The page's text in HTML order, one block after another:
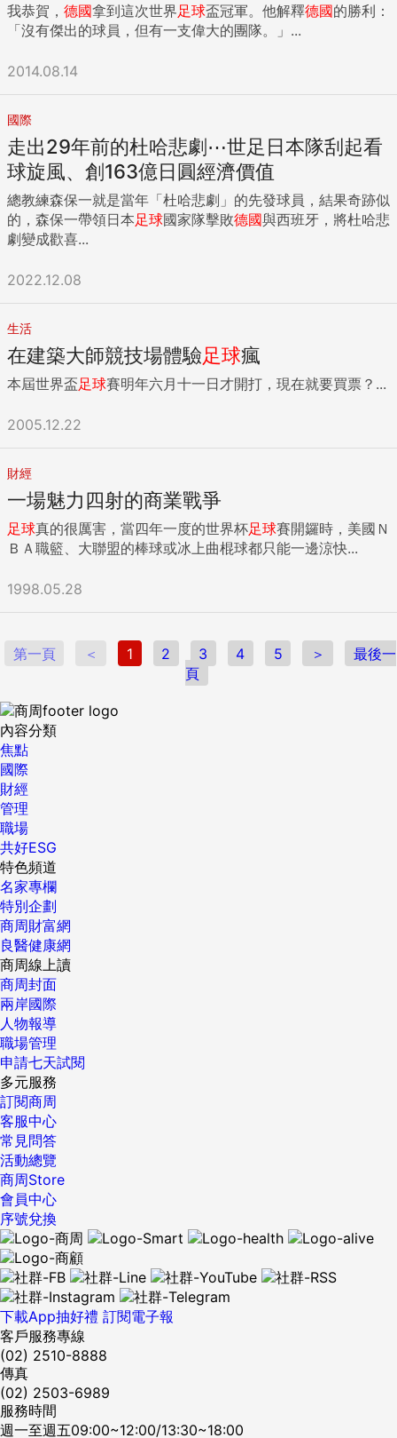
我恭賀， 德國拿到這次世界足球盃冠軍。他解釋德國的勝利：
「沒有傑出的球員，但有一支偉大的團隊。」...
2014.08.14
國際
走出29年前的杜哈悲劇⋯世足日本隊刮起看
球旋風、創163億日圓經濟價值
總教練森保一就是當年「杜哈悲劇」的先發球員，結果奇跡似
的，森保一帶領日本足球國家隊擊敗德國與西班牙，將杜哈悲
劇變成歡喜...
2022.12.08
生活
在建築大師競技場體驗足球瘋
本屆世界盃足球賽明年六月十一日才開打，現在就要買票？...
2005.12.22
財經
一場魅力四射的商業戰爭
足球真的很厲害，當四年一度的世界杯足球賽開鑼時，美國Ｎ
ＢＡ職籃、大聯盟的棒球或冰上曲棍球都只能一邊涼快...
1998.05.28
第一頁 ＜ 1 2 3 4 5 ＞
最後一
頁
內容分類
焦點
國際
財經
管理
職場
共好ESG
特色頻道
名家專欄
特別企劃
商周財富網
良醫健康網
商周線上讀
商周封面
兩岸國際
人物報導
職場管理
申請七天試閱
多元服務
訂閱商周
客服中心
常見問答
活動總覽
商周Store
會員中心
序號兌換
下載App抽好禮 訂閱電子報
客戶服務專線
(02) 2510-8888
傳真
(02) 2503-6989
服務時間
週一至週五09:00~12:00/13:30~18:00